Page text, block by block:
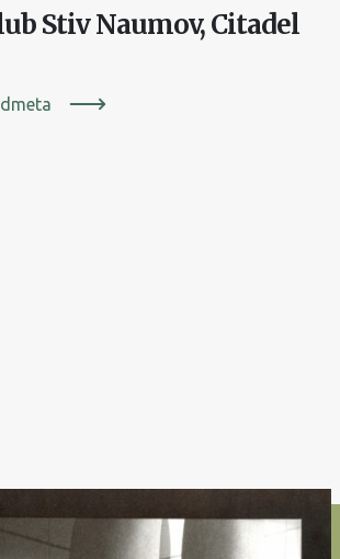
Stiv Naumov, Citadel